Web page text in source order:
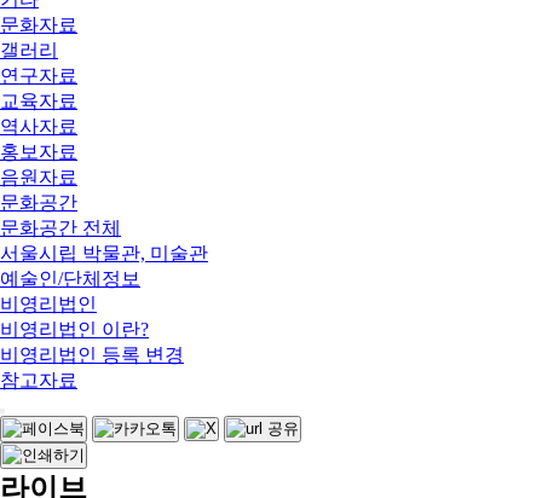
문화자료
갤러리
연구자료
교육자료
역사자료
홍보자료
음원자료
문화공간
문화공간 전체
서울시립 박물관, 미술관
예술인/단체정보
비영리법인
비영리법인 이란?
비영리법인 등록 변경
참고자료
라이브